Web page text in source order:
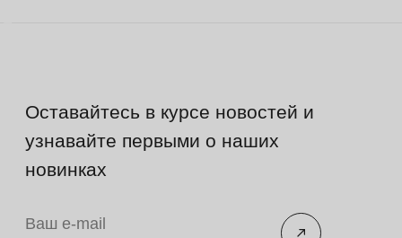
Свидетельство на товарный знак
№83312 от 19.01.2018 года